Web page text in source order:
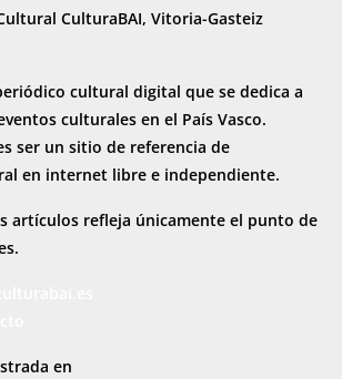
CulturaBAI, Vitoria-Gasteiz
cultural digital que se dedica a
culturales en el País Vasco.
ser un sitio de referencia de
en internet libre e independiente.
artículos refleja únicamente el punto de
en